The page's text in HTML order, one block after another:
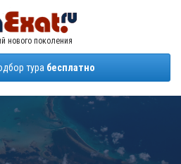
нового поколения
тура бесплатно